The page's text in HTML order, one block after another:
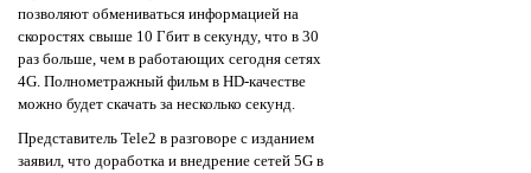
позволяют обмениваться информацией на
скоростях свыше 10 Гбит в секунду, что в 30
раз больше, чем в работающих сегодня сетях
4G. Полнометражный фильм в HD-качестве
можно будет скачать за несколько секунд.
Представитель Tele2 в разговоре с изданием
заявил, что доработка и внедрение сетей 5G в